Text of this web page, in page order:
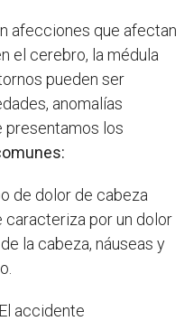
afecciones que afectan
el cerebro, la médula
pueden ser
anomalías
presentamos los
de dolor de cabeza
por un dolor
la cabeza, náuseas y
El accidente